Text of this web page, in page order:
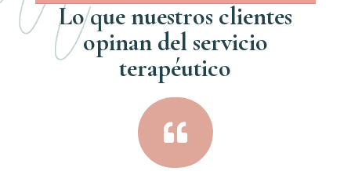
Lo que nuestros clientes
opinan del servicio
terapéutico
